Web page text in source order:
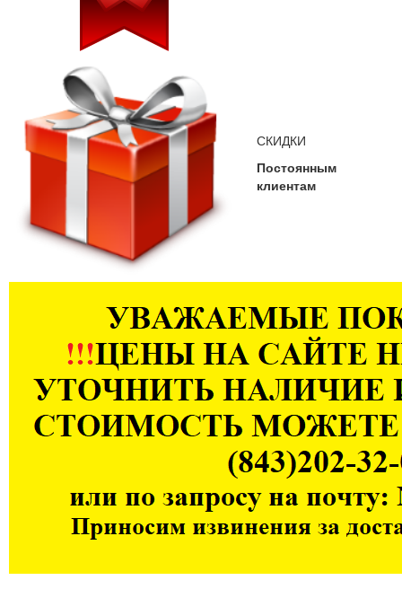
СКИДКИ
Постоянным
клиентам